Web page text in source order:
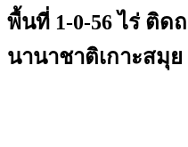
พื้นที่ 1-0-56 ไร่ ติ
นานาชาติเกาะสมุย